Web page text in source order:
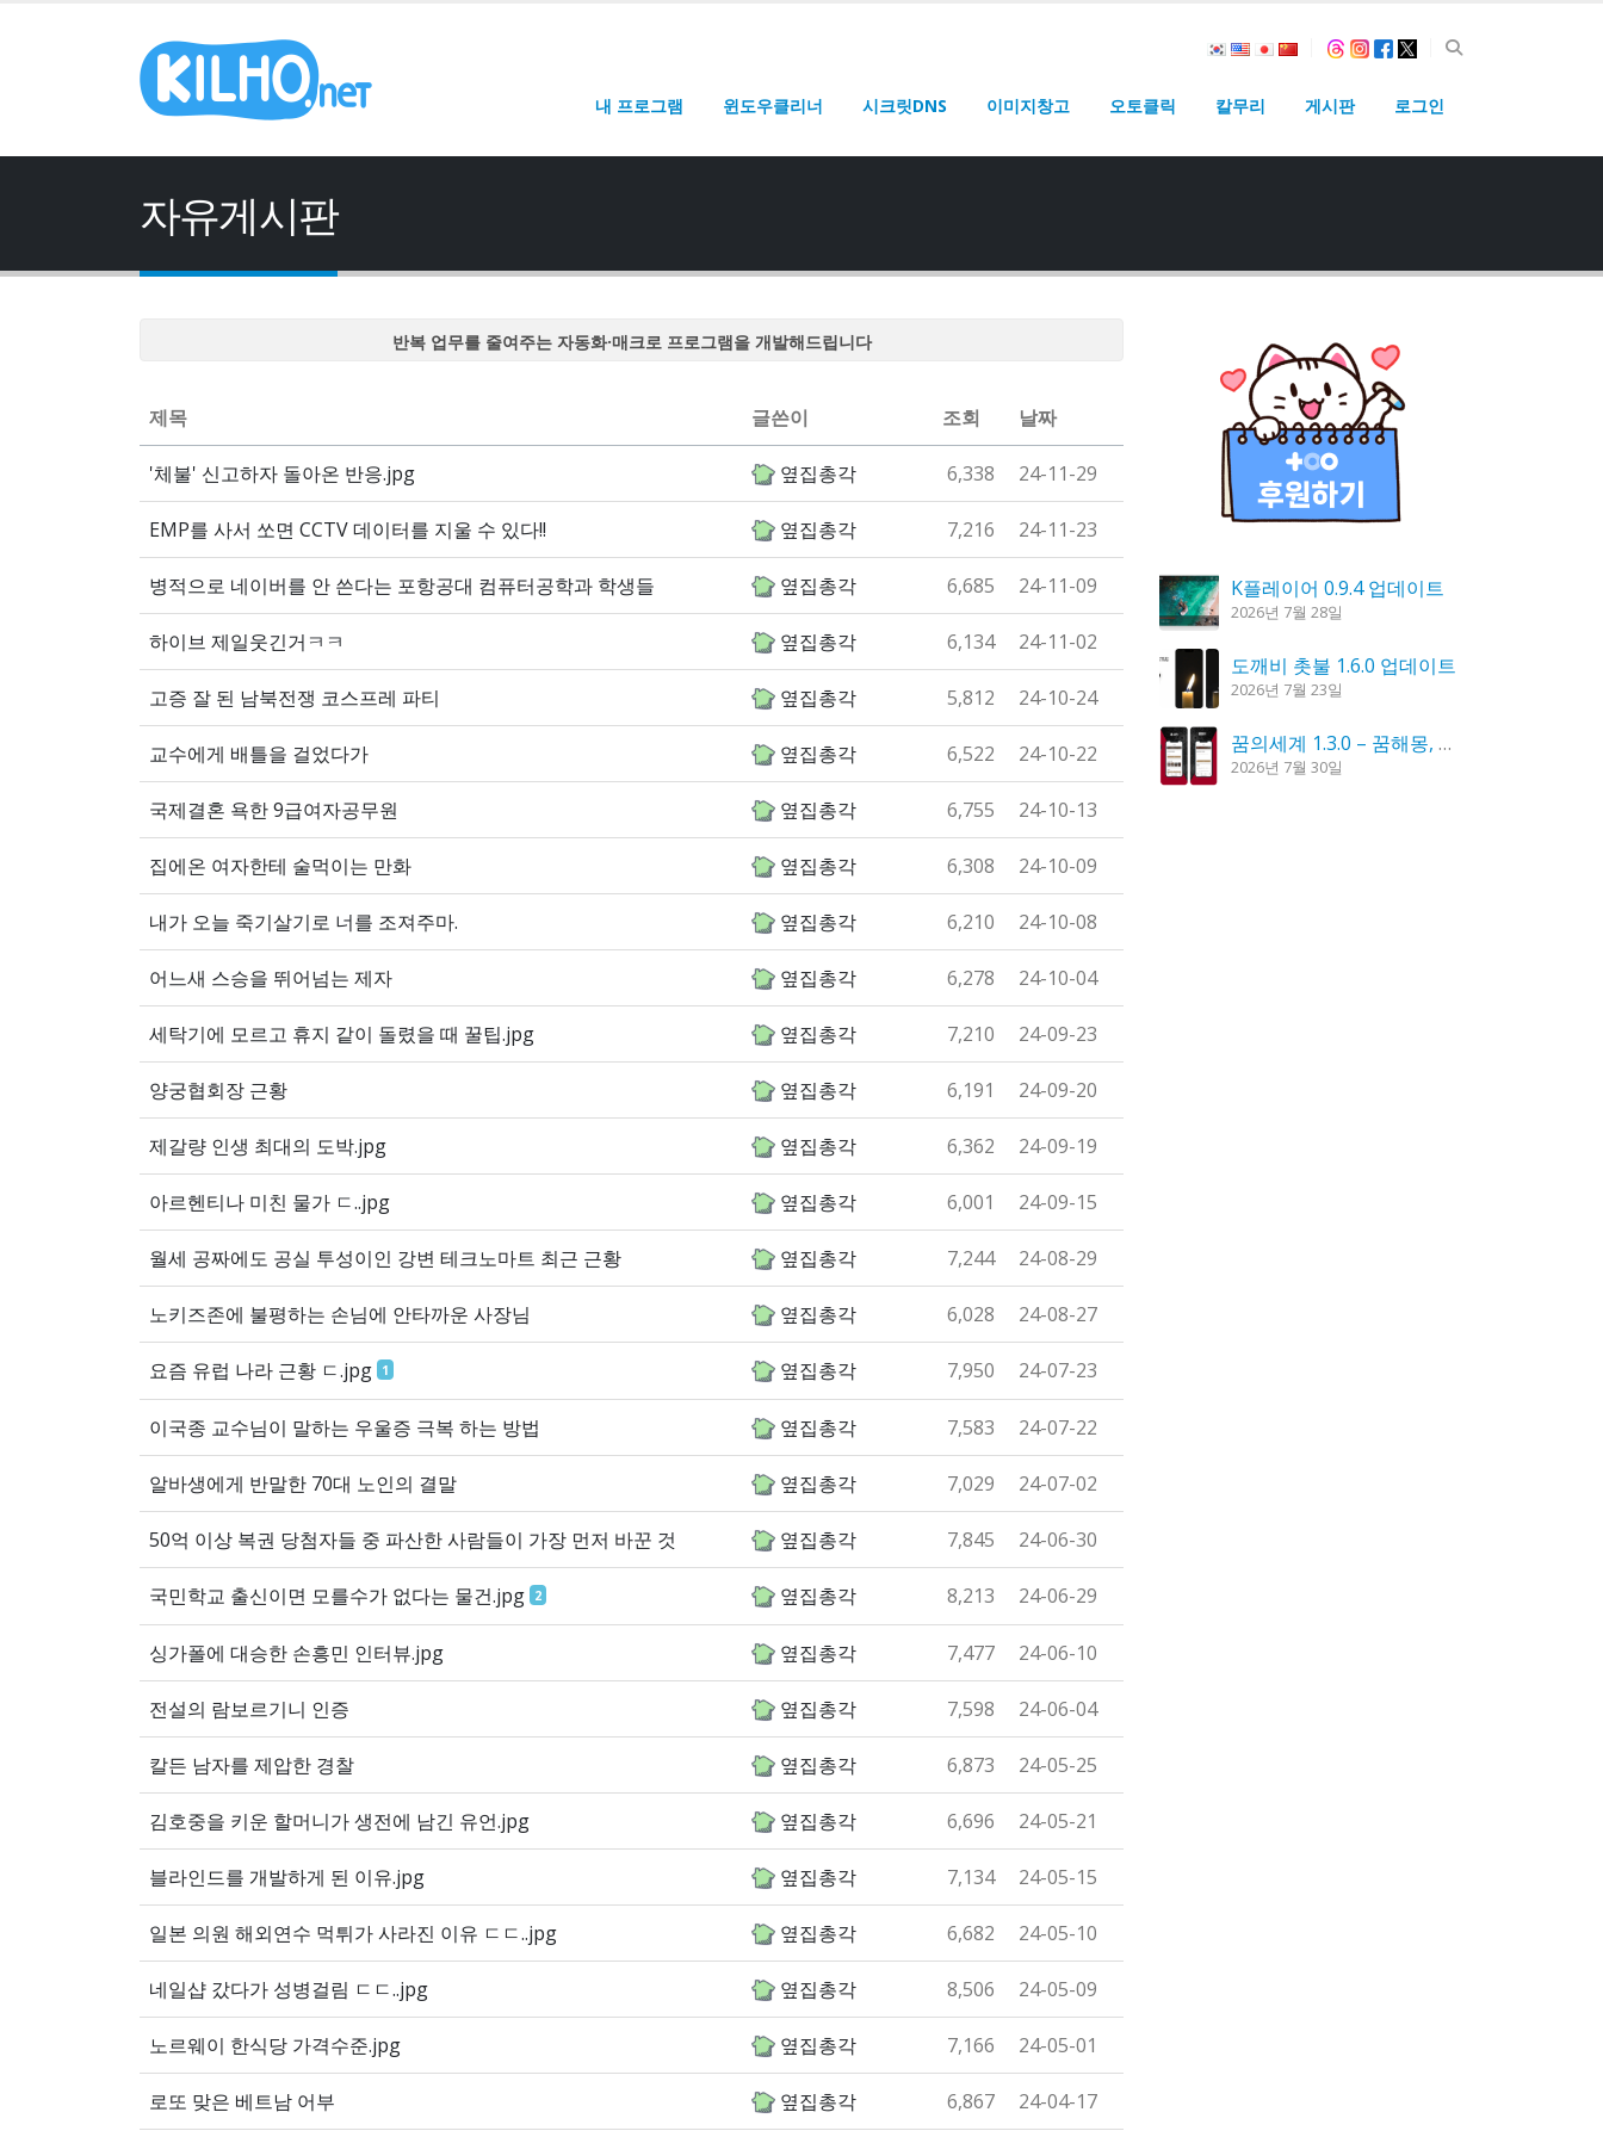
내 프로그램 윈도우클리너 시크릿DNS 이미지창고 오토클릭 칼무리 게시판 로그인
자유게시판
반복 업무를 줄여주는 자동화·매크로 프로그램을 개발해드립니다
반복 업무를 줄여주는 자동화·매크로 프로그램을 개발해드립니다
반복 업무를 줄여주는 자동화·매크로 프로그램을 개발해드립니다
반복 업무를 줄여주는 자동화·매크로 프로그램을 개발해드립니다
제목 글쓴이 조회 날짜
'체불' 신고하자 돌아온 반응.jpg 옆집총각 6,338 24-11-29
EMP를 사서 쏘면 CCTV 데이터를 지울 수 있다!! 옆집총각 7,216 24-11-23
병적으로 네이버를 안 쓴다는 포항공대 컴퓨터공학과 학생들 옆집총각 6,685 24-11-09
하이브 제일웃긴거ㅋㅋ 옆집총각 6,134 24-11-02
고증 잘 된 남북전쟁 코스프레 파티 옆집총각 5,812 24-10-24
교수에게 배틀을 걸었다가 옆집총각 6,522 24-10-22
국제결혼 욕한 9급여자공무원 옆집총각 6,755 24-10-13
집에온 여자한테 술먹이는 만화 옆집총각 6,308 24-10-09
내가 오늘 죽기살기로 너를 조져주마. 옆집총각 6,210 24-10-08
어느새 스승을 뛰어넘는 제자 옆집총각 6,278 24-10-04
세탁기에 모르고 휴지 같이 돌렸을 때 꿀팁.jpg 옆집총각 7,210 24-09-23
양궁협회장 근황 옆집총각 6,191 24-09-20
제갈량 인생 최대의 도박.jpg 옆집총각 6,362 24-09-19
아르헨티나 미친 물가 ㄷ..jpg 옆집총각 6,001 24-09-15
월세 공짜에도 공실 투성이인 강변 테크노마트 최근 근황 옆집총각 7,244 24-08-29
노키즈존에 불평하는 손님에 안타까운 사장님 옆집총각 6,028 24-08-27
요즘 유럽 나라 근황 ㄷ.jpg 1 옆집총각 7,950 24-07-23
이국종 교수님이 말하는 우울증 극복 하는 방법 옆집총각 7,583 24-07-22
알바생에게 반말한 70대 노인의 결말 옆집총각 7,029 24-07-02
50억 이상 복권 당첨자들 중 파산한 사람들이 가장 먼저 바꾼 것 옆집총각 7,845 24-06-30
국민학교 출신이면 모를수가 없다는 물건.jpg 2 옆집총각 8,213 24-06-29
싱가폴에 대승한 손흥민 인터뷰.jpg 옆집총각 7,477 24-06-10
전설의 람보르기니 인증 옆집총각 7,598 24-06-04
칼든 남자를 제압한 경찰 옆집총각 6,873 24-05-25
김호중을 키운 할머니가 생전에 남긴 유언.jpg 옆집총각 6,696 24-05-21
블라인드를 개발하게 된 이유.jpg 옆집총각 7,134 24-05-15
일본 의원 해외연수 먹튀가 사라진 이유 ㄷㄷ..jpg 옆집총각 6,682 24-05-10
네일샵 갔다가 성병걸림 ㄷㄷ..jpg 옆집총각 8,506 24-05-09
노르웨이 한식당 가격수준.jpg 옆집총각 7,166 24-05-01
로또 맞은 베트남 어부 옆집총각 6,867 24-04-17
K플레이어 0.9.4 업데이트
2026년 7월 28일
도깨비 촛불 1.6.0 업데이트
2026년 7월 23일
꿈의세계 1.3.0 – 꿈해몽, 꿈풀이
2026년 7월 30일